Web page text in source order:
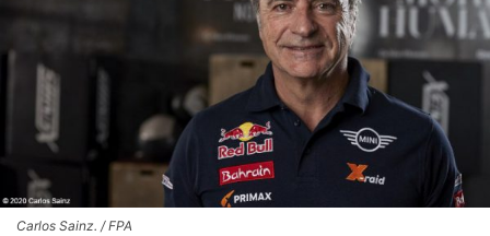
Carlos Sainz. / FPA